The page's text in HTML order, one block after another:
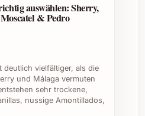
und Vorteile für
Sie
mit einem
eleganten Wein, der
macht.
auswählen: Sherry,
& Pedro
deutlich vielfältiger, als die
und Málaga vermuten
sehr trockene,
nussige Amontillados,